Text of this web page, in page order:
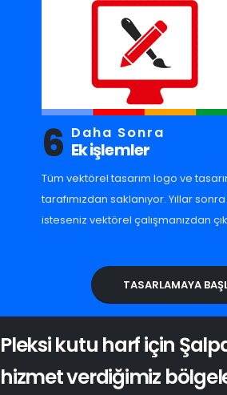
6 Daha Sonra
Ek işlemler
Tüm vektörel tasarım logo ve
tarafımızdan saklanıyor. Yıllar
isteseniz vektörel çalışmanızdan
TASARLAMAYA
Pleksi kutu harf için
hizmet verdiğimiz